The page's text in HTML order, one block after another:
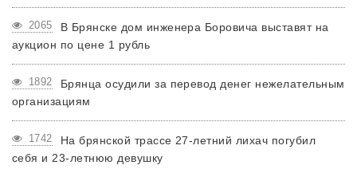
2065
В Брянске дом инженера Боровича выставят на
аукцион по цене 1 рубль
1892
Брянца осудили за перевод денег нежелательным
организациям
1742
На брянской трассе 27-летний лихач погубил
себя и 23-летнюю девушку